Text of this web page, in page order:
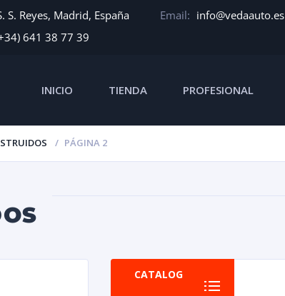
S. Reyes, Madrid, España Email: info@vedaauto.es
641 38 77 39
INICIO TIENDA PROFESIONAL
PÁGINA 2
CATALOG